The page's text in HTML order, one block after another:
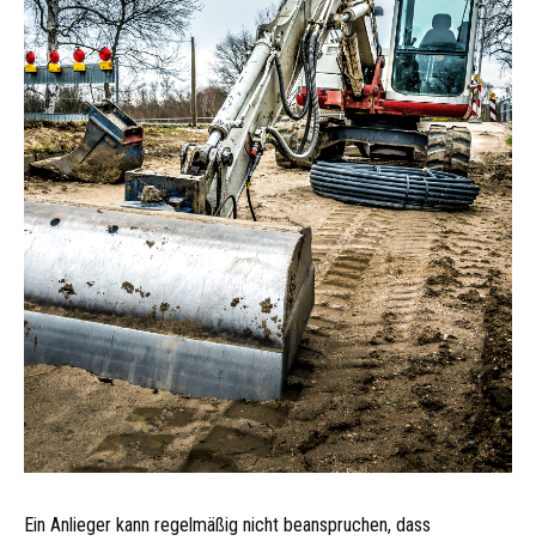
Ein Anlieger kann regelmäßig nicht beanspruchen, dass